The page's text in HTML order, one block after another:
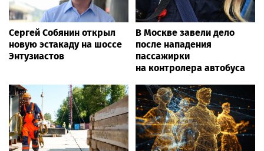
Сергей Собянин открыл
новую эстакаду на шоссе
Энтузиастов
В Москве завели дело
после нападения
пассажирки
на контролера автобуса